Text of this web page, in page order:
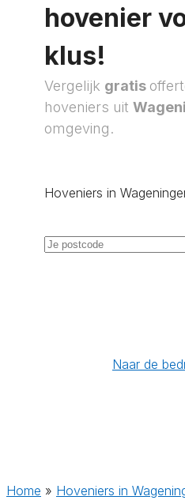
hovenier
klus!
Vergelijk gratis
hoveniers uit
omgeving.
Hoveniers in
Naar de
Home » Hoveniers in